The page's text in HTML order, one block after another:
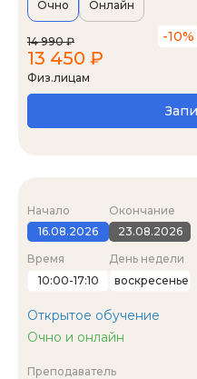
Очно Онлайн
14 990 ₽ -10%
13 450 ₽
Физ.лицам
Начало
16.08.2026
Окончание
23.08.2026
Время
10:00-17:10
День недели
воскресенье
Открытое обучение
Очно и онлайн
Преподаватель